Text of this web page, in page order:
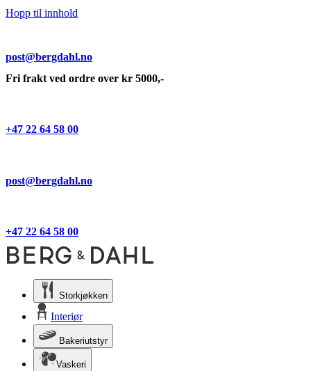
Hopp til innhold
post@bergdahl.no
Fri frakt ved ordre over kr 5000,-
+47 22 64 58 00
post@bergdahl.no
+47 22 64 58 00
Storkjøkken
Interiør
Bakeriutstyr
Vaskeri